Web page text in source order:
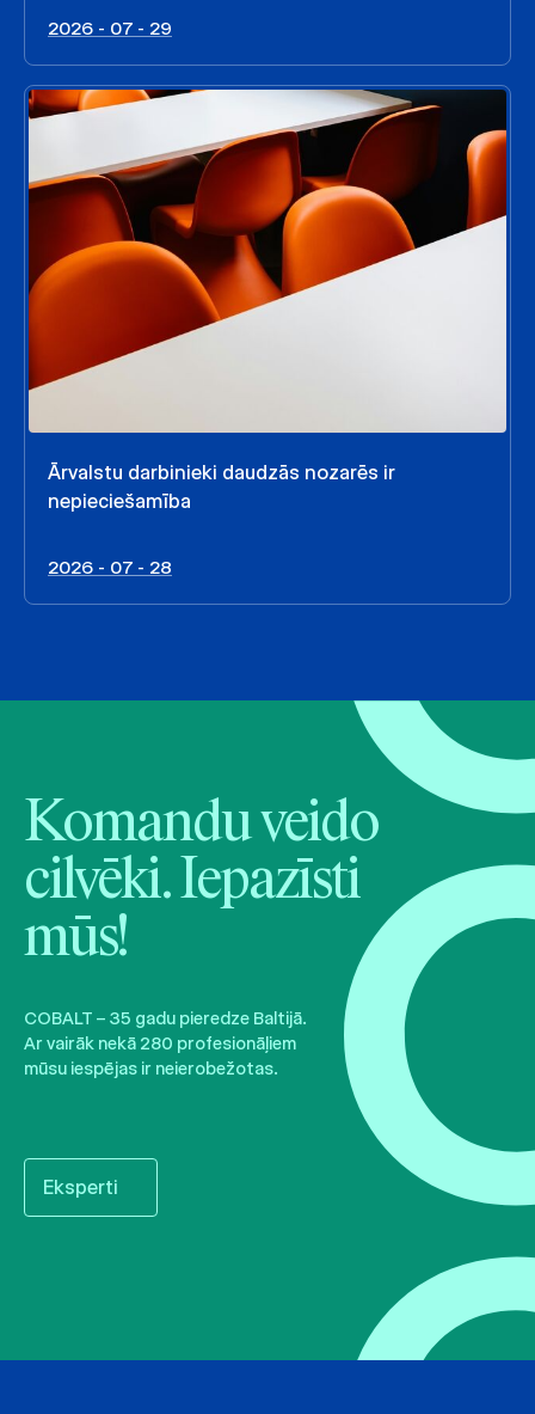
2026 - 07 - 29
Ārvalstu darbinieki daudzās nozarēs ir
nepieciešamība
2026 - 07 - 28
Komandu veido
cilvēki. Iepazīsti
mūs!
COBALT – 35 gadu pieredze Baltijā.
Ar vairāk nekā 280 profesionāļiem
mūsu iespējas ir neierobežotas.
Eksperti